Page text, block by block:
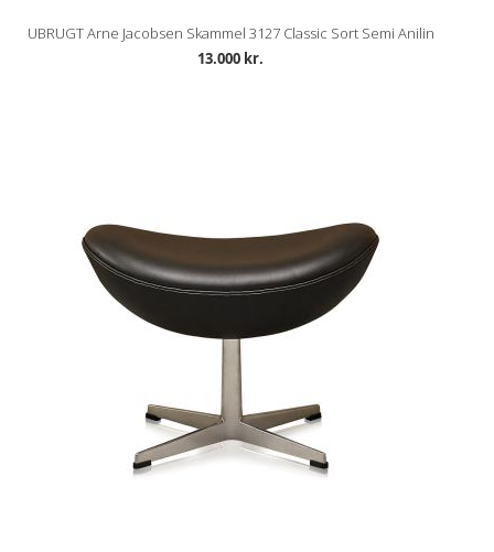
UBRUGT Arne Jacobsen Skammel 3127 Classic Sort Semi Anilin
13.000 kr.